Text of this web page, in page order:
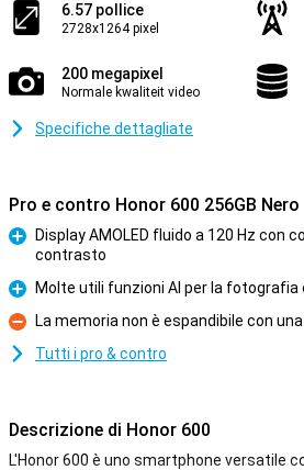
6.57 pollice
2728x1264 pixel
200 megapixel
Normale kwaliteit video
Specifiche dettagliate
Pro e contro Honor 600 256GB Nero
Display AMOLED fluido a 120 Hz con
contrasto
Pro
Molte utili funzioni AI per la
Contro
La memoria non è espandibile con
Tutti i pro & contro
Descrizione di Honor 600
L'Honor 600 è uno smartphone versatile